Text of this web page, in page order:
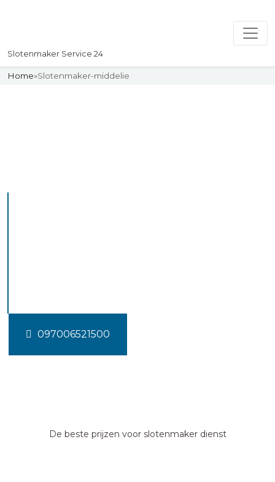
Slotenmaker Service 24
Home»Slotenmaker-middelie
097006521500
De beste prijzen voor slotenmaker dienst